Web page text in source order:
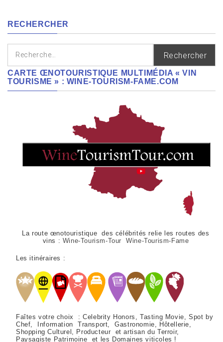
RECHERCHER
Rechercher :
CARTE ŒNOTOURISTIQUE MULTIMÉDIA « VIN
TOURISME » : WINE-TOURISM-FAME.COM
La route œnotouristique des célébrités relie les routes des
vins : Wine-Tourism-Tour Wine-Tourism-Fame
Les itinéraires :
Faîtes votre choix : Celebrity Honors, Tasting Movie, Spot by
Chef, Information Transport, Gastronomie, Hôtellerie,
Shopping Culturel, Producteur et artisan du Terroir,
Paysagiste Patrimoine et les Domaines viticoles !